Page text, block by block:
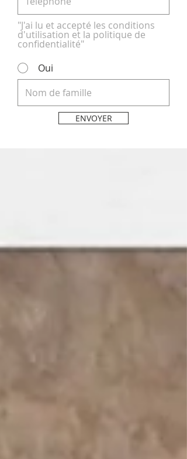
"J'ai lu et accepté les conditions
d'utilisation et la politique de
confidentialité"
Oui
ENVOYER